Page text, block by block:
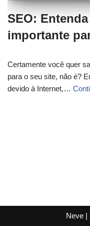
SEO:
importante
Certamente você quer
para o seu site, não é?
devido à Internet,…
Neve|